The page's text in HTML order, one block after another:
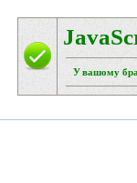
У вашому